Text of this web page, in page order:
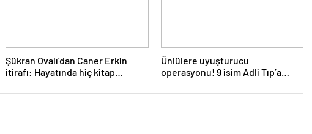
Şükran Ovalı’dan Caner Erkin
itirafı: Hayatında hiç kitap
Ünlülere uyuşturucu
operasyonu! 9 isim Adli Tıp’a